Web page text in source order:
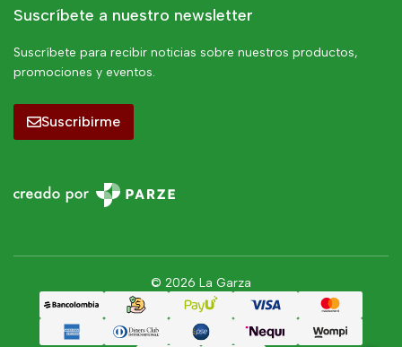
Suscríbete a nuestro newsletter
Suscríbete para recibir noticias sobre nuestros productos,
promociones y eventos.
Suscribirme
© 2026 La Garza